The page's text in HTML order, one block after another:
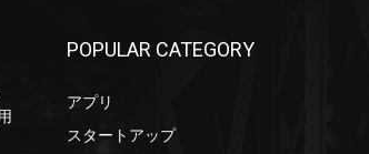
POPULAR CATEGORY
アプリ
スタートアップ